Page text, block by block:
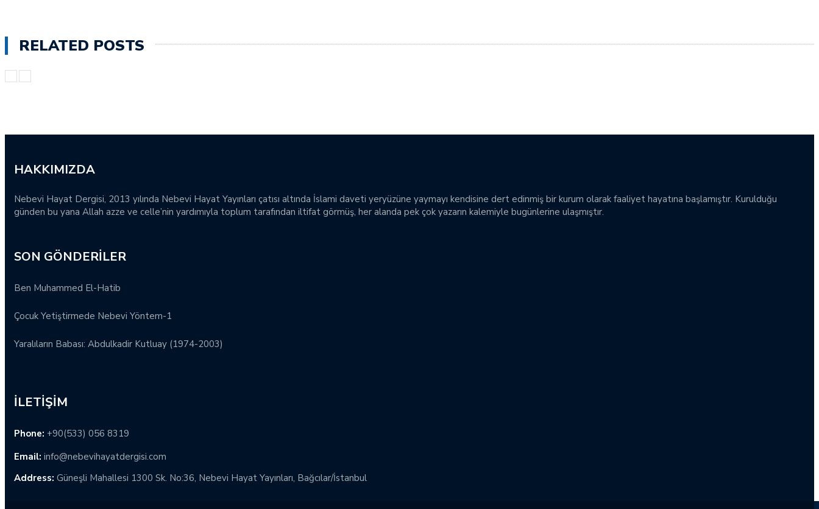
RELATED POSTS
HAKKIMIZDA
Nebevi Hayat Dergisi, 2013 yılında Nebevi Hayat Yayınları çatısı altında İslami daveti yeryüzüne yaymayı kendisine dert edinmiş bir kurum olarak faaliyet hayatına başlamıştır. Kurulduğu
günden bu yana Allah azze ve celle’nin yardımıyla toplum tarafından iltifat görmüş, her alanda pek çok yazarın kalemiyle bugünlerine ulaşmıştır.
SON GÖNDERILER
Ben Muhammed El-Hatib
Çocuk Yetiştirmede Nebevi Yöntem-1
Yaralıların Babası: Abdulkadir Kutluay (1974-2003)
İLETIŞIM
Phone: +90(533) 056 8319
Email: info@nebevihayatdergisi.com
Address: Güneşli Mahallesi 1300 Sk. No:36, Nebevi Hayat Yayınları, Bağcılar/İstanbul